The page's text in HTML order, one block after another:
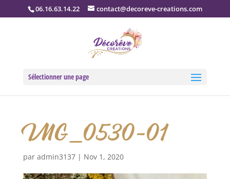
06.16.63.14.22 contact@decoreve-creations.com
Sélectionner une page
IMG_0530-01
par admin3137| Nov 1, 2020